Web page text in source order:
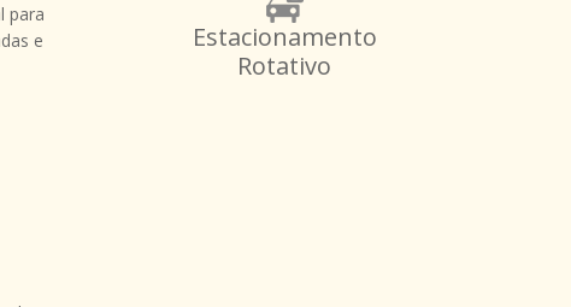
para
e
Estacionamento
Rotativo